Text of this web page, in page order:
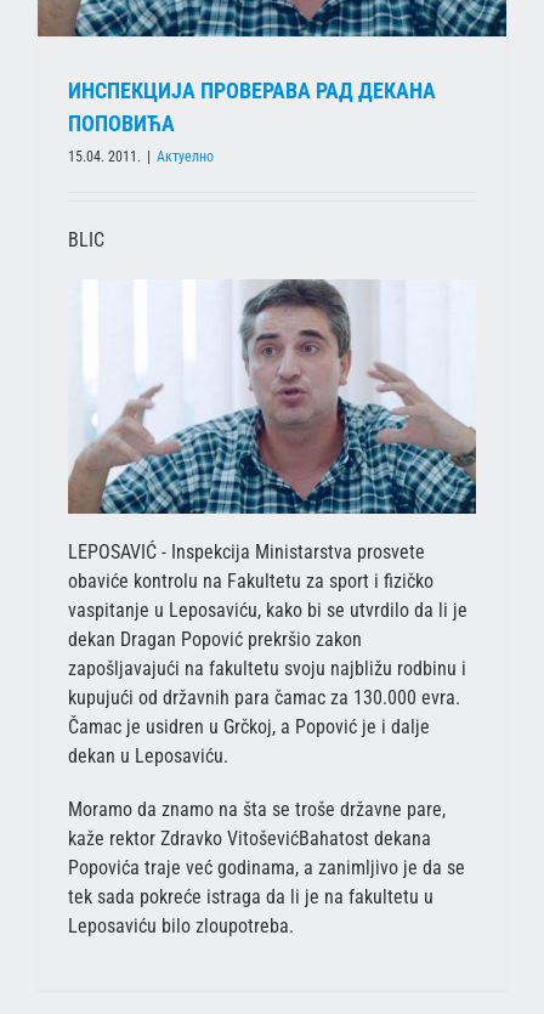
ИНСПЕКЦИЈА ПРОВЕРАВА РАД ДЕКАНА
ПОПОВИЋА
15.04. 2011. Актуелно
BLIC
LEPOSAVIĆ - Inspekcija Ministarstva prosvete
obaviće kontrolu na Fakultetu za sport i fizičko
vaspitanje u Leposaviću, kako bi se utvrdilo da li je
dekan Dragan Popović prekršio zakon
zapošljavajući na fakultetu svoju najbližu rodbinu i
kupujući od državnih para čamac za 130.000 evra.
Čamac je usidren u Grčkoj, a Popović je i dalje
dekan u Leposaviću.
Moramo da znamo na šta se troše državne pare,
kaže rektor Zdravko VitoševićBahatost dekana
Popovića traje već godinama, a zanimljivo je da se
tek sada pokreće istraga da li je na fakultetu u
Leposaviću bilo zloupotreba.